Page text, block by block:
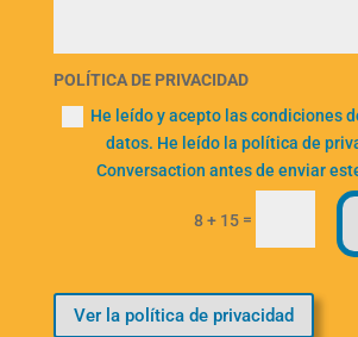
POLÍTICA DE PRIVACIDAD
He leído y acepto las condiciones
datos. He leído la política de
Conversaction antes de enviar
8 + 15 =
Ver la política de privacidad